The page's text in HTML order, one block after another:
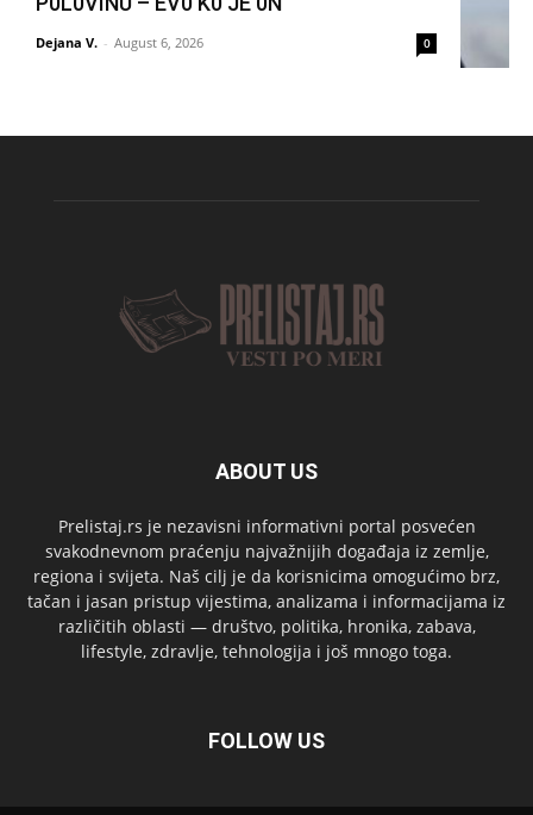
Dejana V. - August 6, 2026 0
ABOUT US
Prelistaj.rs je nezavisni informativni portal posvećen
svakodnevnom praćenju najvažnijih događaja iz zemlje,
regiona i svijeta. Naš cilj je da korisnicima omogućimo brz,
tačan i jasan pristup vijestima, analizama i informacijama iz
različitih oblasti — društvo, politika, hronika, zabava,
lifestyle, zdravlje, tehnologija i još mnogo toga.
FOLLOW US